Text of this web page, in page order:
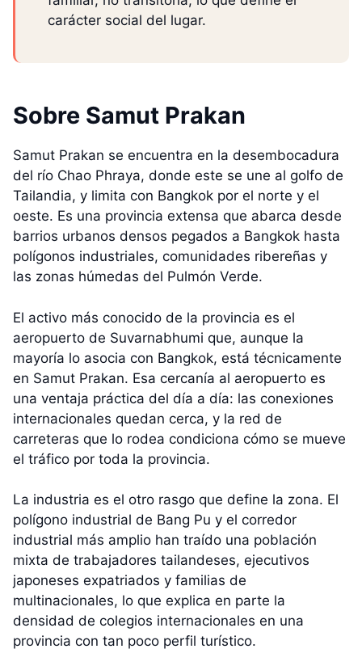
carácter social del lugar.
Sobre Samut Prakan
Samut Prakan se encuentra en la desembocadura
del río Chao Phraya, donde este se une al golfo de
Tailandia, y limita con Bangkok por el norte y el
oeste. Es una provincia extensa que abarca desde
barrios urbanos densos pegados a Bangkok hasta
polígonos industriales, comunidades ribereñas y
las zonas húmedas del Pulmón Verde.
El activo más conocido de la provincia es el
aeropuerto de Suvarnabhumi que, aunque la
mayoría lo asocia con Bangkok, está técnicamente
en Samut Prakan. Esa cercanía al aeropuerto es
una ventaja práctica del día a día: las conexiones
internacionales quedan cerca, y la red de
carreteras que lo rodea condiciona cómo se mueve
el tráfico por toda la provincia.
La industria es el otro rasgo que define la zona. El
polígono industrial de Bang Pu y el corredor
industrial más amplio han traído una población
mixta de trabajadores tailandeses, ejecutivos
japoneses expatriados y familias de
multinacionales, lo que explica en parte la
densidad de colegios internacionales en una
provincia con tan poco perfil turístico.